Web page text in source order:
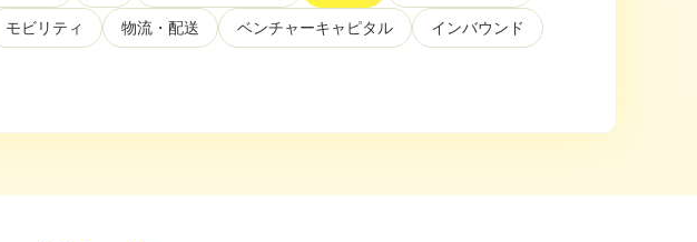
モビリティ 物流・配送 ベンチャーキャピタル インバウンド